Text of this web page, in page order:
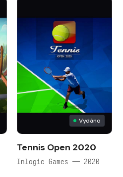
Vydáno
Tennis Open 2020
Inlogic Games — 2020